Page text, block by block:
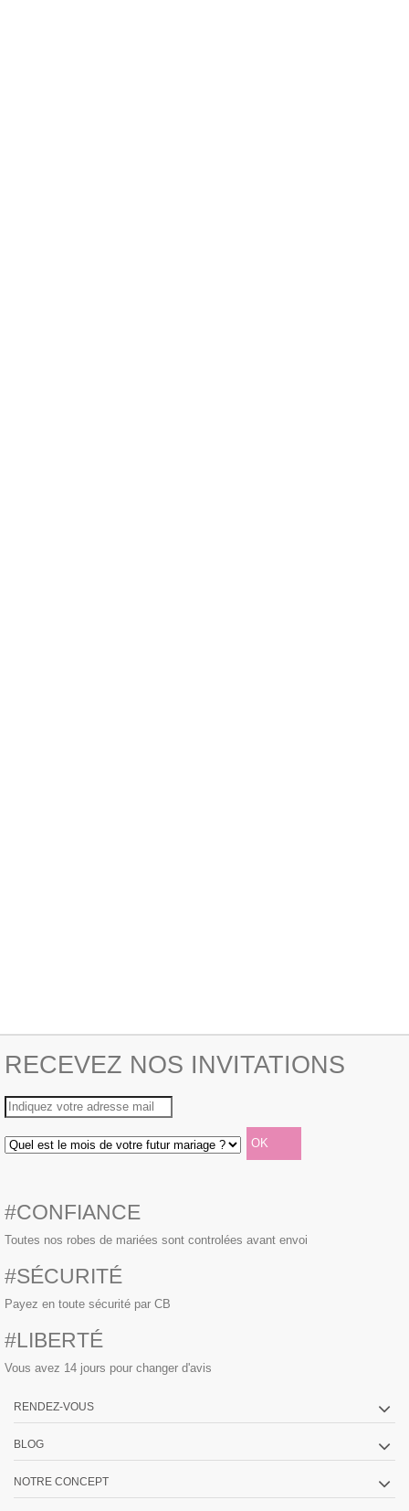
RECEVEZ NOS INVITATIONS
#CONFIANCE
Toutes nos robes de mariées sont controlées avant envoi
#SÉCURITÉ
Payez en toute sécurité par CB
#LIBERTÉ
Vous avez 14 jours pour changer d'avis
RENDEZ-VOUS
BLOG
NOTRE CONCEPT